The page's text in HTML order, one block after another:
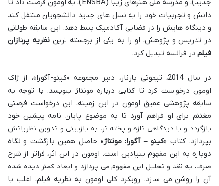
جدید)، و مدرسه ملی هنرهای زیبا (ENSBA)، به اومون فرصت داد تا
دانش و تجربیات خود را به نسل های جدید دانشجویان منتقل کند
و دیدگاه هایش را در فضایی آکادمیک بسط دهد. این سابقه طولانی
در تدریس و پژوهش، او را به یکی از برجسته ترین نظریه پردازان
فیلم در فرانسه تبدیل کرد.
در سال 2014، تیموتی بارنار، دبیر مجموعه «کینو-آگورا»، از ژاک
اومون درخواست کرد تا کتابی درباره مونتاژ بنویسد. با توجه به
سابقه پژوهشی عمیق اومون در این زمینه، این درخواست فرصتی
مغتنم برای او فراهم آورد تا به موضوع پایان نامه پیشین خود
بازگردد و با دیدگاهی تازه و پخته تر، به بازبینی و تدوین نظریاتش
بپردازد. کتاب «کینو – آگورا: مونتاژ» حاصل همین بازگشت و نگاه
دوباره به این مفهوم بنیادین است. اومون در این اثر، فراتر از شرح
صرف، به نقد و تحلیل این مفهوم می پردازد و ابعاد کمتر دیده شده
آن را روشن می سازد. رویکرد کلی اومون به نظریه فیلم، اغلب با